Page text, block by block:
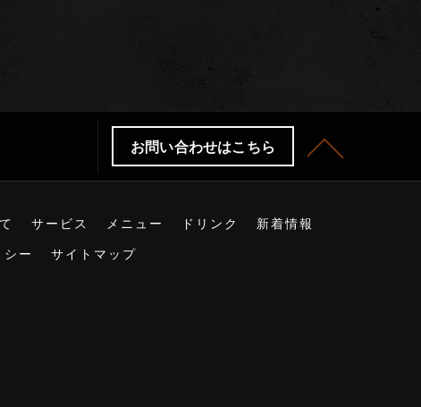
お問い合わせはこちら
サービス メニュー ドリンク
新着情報
ー サイトマップ